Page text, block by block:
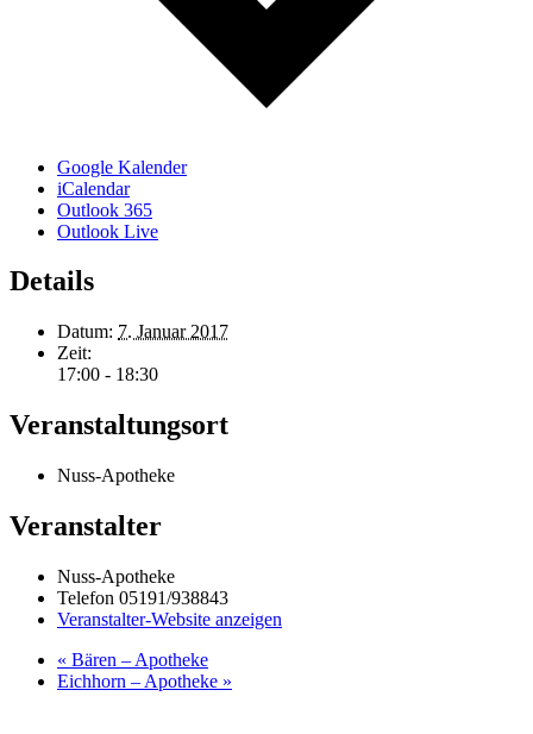
Google Kalender
iCalendar
Outlook 365
Outlook Live
Details
Datum: 7. Januar 2017
Zeit:
17:00 - 18:30
Veranstaltungsort
Nuss-Apotheke
Veranstalter
Nuss-Apotheke
Telefon 05191/938843
Veranstalter-Website anzeigen
« Bären – Apotheke
Eichhorn – Apotheke »